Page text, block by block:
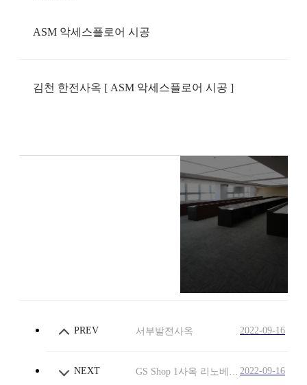
ASM 악세스플로어 시공
김천 한전사옥 [ ASM 악세스플로어 시공 ]
PREV 서부발전사옥 2022-09-16
NEXT GS Shop 1사옥 리노베이션 2022-09-16